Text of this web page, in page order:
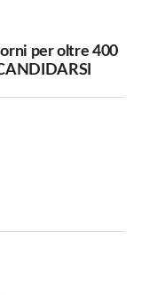
per oltre 400